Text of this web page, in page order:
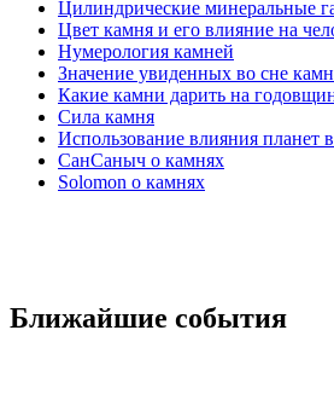
Цилиндрические минеральные
Цвет камня и его влияние на
Нумерология камней
Значение увиденных во сне
Какие камни дарить на
Cила камня
Использование влияния планет
СанСаныч о камнях
Solomon о камнях
Ближайшие события